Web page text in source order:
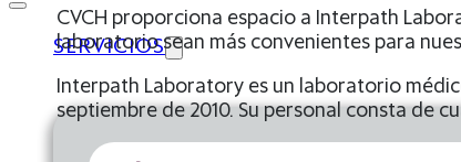
SERVICIOS
CVCH proporciona espacio a Interpath
laboratorio sean más convenientes para
Interpath Laboratory es un laboratorio
septiembre de 2010. Su personal consta de